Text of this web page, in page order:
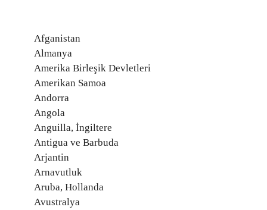
Afganistan
Almanya
Amerika Birleşik Devletleri
Amerikan Samoa
Andorra
Angola
Anguilla, İngiltere
Antigua ve Barbuda
Arjantin
Arnavutluk
Aruba, Hollanda
Avustralya